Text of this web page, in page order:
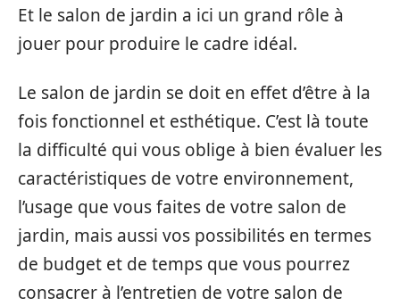
Et le salon de jardin a ici un grand rôle à
jouer pour produire le cadre idéal.
Le salon de jardin se doit en effet d’être à la
fois fonctionnel et esthétique. C’est là toute
la difficulté qui vous oblige à bien évaluer les
caractéristiques de votre environnement,
l’usage que vous faites de votre salon de
jardin, mais aussi vos possibilités en termes
de budget et de temps que vous pourrez
consacrer à l’entretien de votre salon de